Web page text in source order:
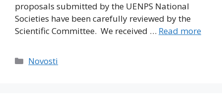
proposals submitted by the UENPS National
Societies have been carefully reviewed by the
Scientific Committee. We received … Read more
Categories
Novosti